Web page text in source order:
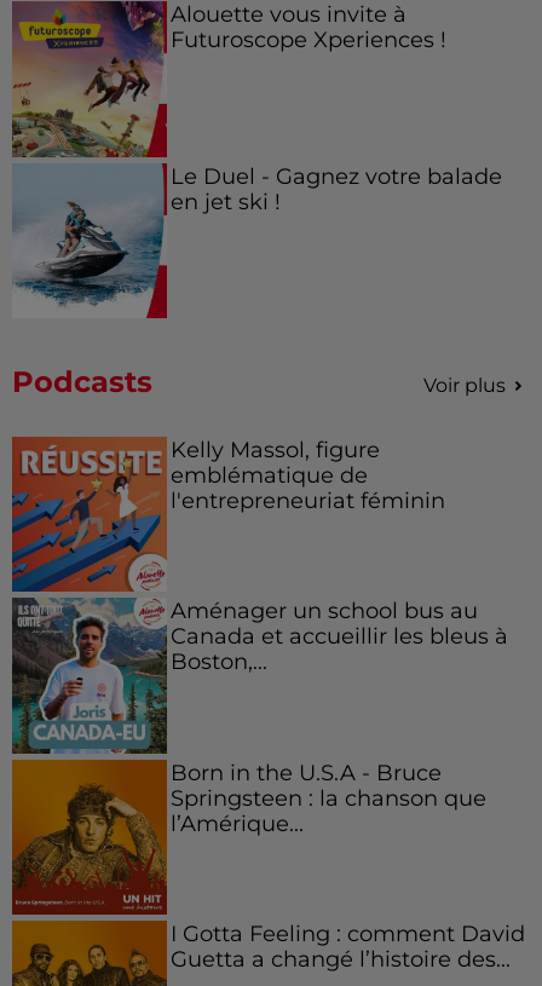
Alouette vous invite à
Futuroscope Xperiences !
Le Duel - Gagnez votre balade
en jet ski !
Podcasts Voir plus
Kelly Massol, figure
emblématique de
l'entrepreneuriat féminin
Aménager un school bus au
Canada et accueillir les bleus à
Boston,...
Born in the U.S.A - Bruce
Springsteen : la chanson que
l’Amérique...
I Gotta Feeling : comment David
Guetta a changé l’histoire des...